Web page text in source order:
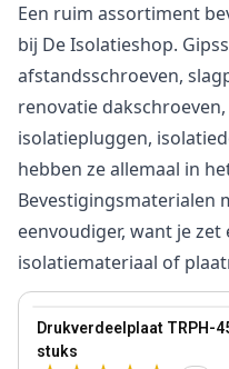
Een ruim assortiment
bij De Isolatieshop.
afstandsschroeven,
renovatie
isolatiepluggen,
hebben ze allemaal in
Bevestigingsmaterialen
eenvoudiger, want je
isolatiemateriaal of
Drukverdeelplaat TRPH-
stuks
View product